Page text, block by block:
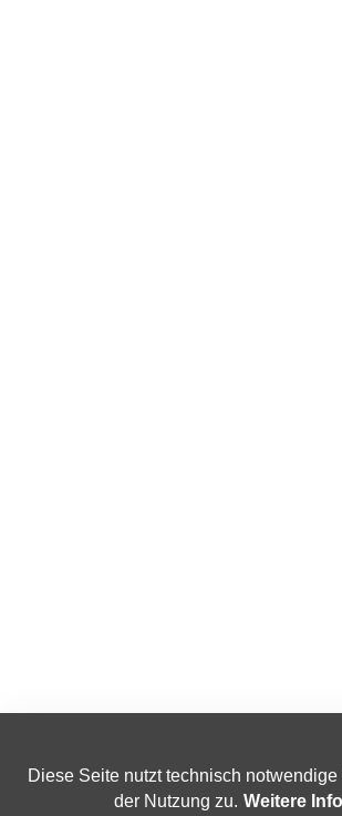
Diese Seite nutzt technisch
der Nutzung zu. Weitere